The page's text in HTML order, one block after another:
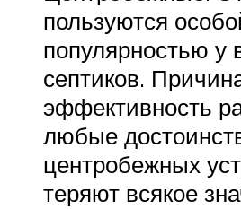
пользуются
популярностью у
септиков.
эффективность
любые
центробежных
теряют всякое